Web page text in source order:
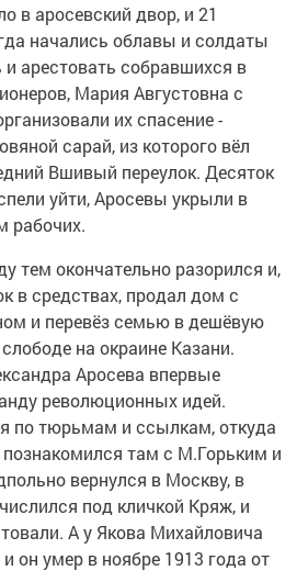
в аросевский двор, и 21
начались облавы и солдаты
арестовать собравшихся в
Мария Августовна с
их спасение -
сарай, из которого вёл
Вшивый переулок. Десяток
уйти, Аросевы укрыли в
рабочих.
тем окончательно разорился и,
в средствах, продал дом с
и перевёз семью в дешёвую
на окраине Казани.
Аросева впервые
революционных идей.
по тюрьмам и ссылкам, откуда
познакомился там с М.Горьким и
вернулся в Москву, в
под кличкой Кряж, и
А у Якова Михайловича
он умер в ноябре 1913 года от